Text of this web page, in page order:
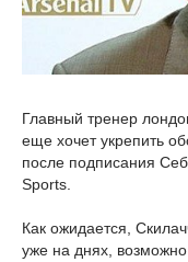
Главный тренер
еще хочет укрепить
после подписания
Sports.
Как ожидается,
уже на днях, возможно